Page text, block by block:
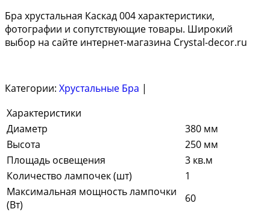
Бра хрустальная Каскад 004 характеристики,
фотографии и сопутствующие товары. Широкий
выбор на сайте интернет-магазина Crystal-decor.ru
Категории: Хрустальные Бра |
Характеристики
Диаметр
380 мм
Высота
250 мм
Площадь освещения
3 кв.м
Количество лампочек (шт)
1
Максимальная мощность лампочки
(Вт)
60